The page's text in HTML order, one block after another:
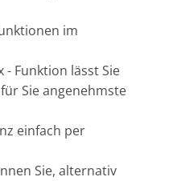
im
- Funktion lässt Sie
Sie angenehmste
einfach per
Sie, alternativ